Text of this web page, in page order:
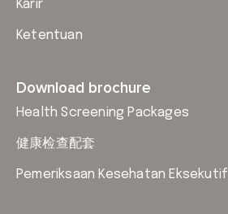
Karir
Ketentuan
Download brochure
Health Screening Packages
健康检查配套
Pemeriksaan Kesehatan Eksekutif